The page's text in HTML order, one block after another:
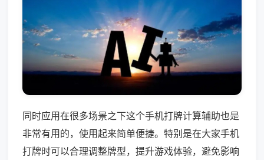
同时应用在很多场景之下这个手机打牌计算辅助也是
非常有用的，使用起来简单便捷。特别是在大家手机
打牌时可以合理调整牌型，提升游戏体验，避免影响